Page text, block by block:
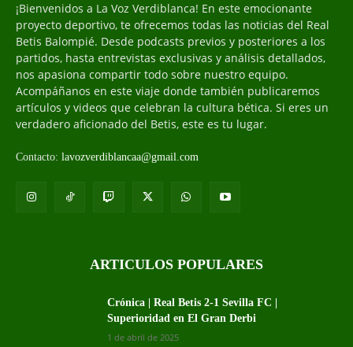
¡Bienvenidos a La Voz Verdiblanca! En este emocionante
proyecto deportivo, te ofrecemos todas las noticias del Real
Betis Balompié. Desde podcasts previos y posteriores a los
partidos, hasta entrevistas exclusivas y análisis detallados,
nos apasiona compartir todo sobre nuestro equipo.
Acompáñanos en este viaje donde también publicaremos
artículos y videos que celebran la cultura bética. Si eres un
verdadero aficionado del Betis, este es tu lugar.
Contacto: lavozverdiblancaa@gmail.com
ARTICULOS POPULARES
Crónica | Real Betis 2-1 Sevilla FC |
Superioridad en El Gran Derbi
1 de abril de 2025